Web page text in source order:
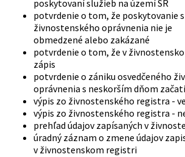
poskytovaní služieb na území SR
potvrdenie o tom, že poskytovanie
živnostenského oprávnenia nie je
obmedzené alebo zakázané
potvrdenie o tom, že v
zápis
potvrdenie o zániku osvedčeného
oprávnenia s neskorším dňom
výpis zo živnostenského registra -
výpis zo živnostenského registra -
prehľad údajov zapísaných v
úradný záznam o zmene údajov
v živnostenskom registri